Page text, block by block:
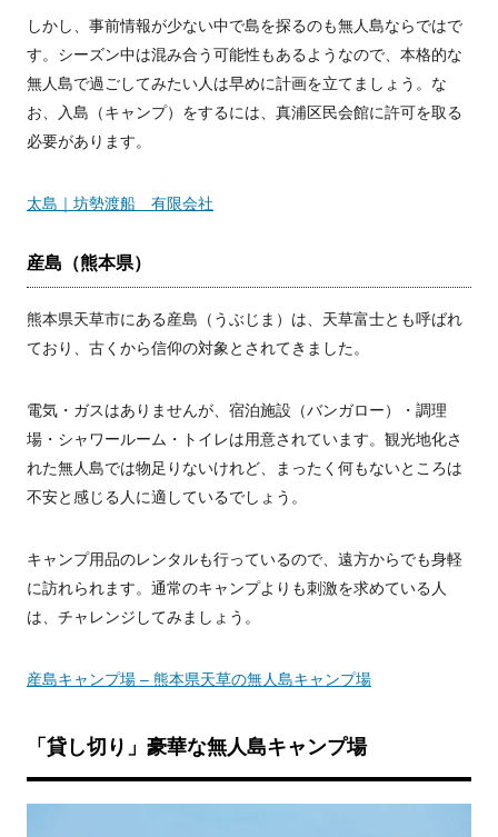
しかし、事前情報が少ない中で島を探るのも無人島ならではで
す。シーズン中は混み合う可能性もあるようなので、本格的な
無人島で過ごしてみたい人は早めに計画を立てましょう。な
お、入島（キャンプ）をするには、真浦区民会館に許可を取る
必要があります。
太島｜坊勢渡船 有限会社
産島（熊本県）
熊本県天草市にある産島（うぶじま）は、天草富士とも呼ばれ
ており、古くから信仰の対象とされてきました。
電気・ガスはありませんが、宿泊施設（バンガロー）・調理
場・シャワールーム・トイレは用意されています。観光地化さ
れた無人島では物足りないけれど、まったく何もないところは
不安と感じる人に適しているでしょう。
キャンプ用品のレンタルも行っているので、遠方からでも身軽
に訪れられます。通常のキャンプよりも刺激を求めている人
は、チャレンジしてみましょう。
産島キャンプ場 – 熊本県天草の無人島キャンプ場
「貸し切り」豪華な無人島キャンプ場